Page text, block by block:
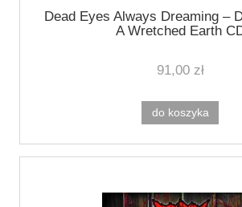
Dead Eyes Always Dreaming ‎–
A Wretched Earth
91,00 zł
do koszyka